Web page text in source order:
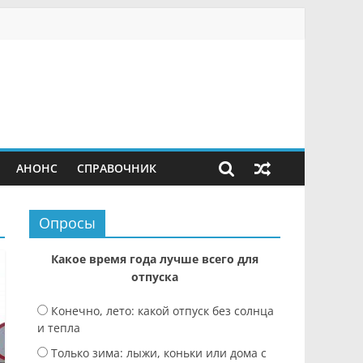
АНОНС СПРАВОЧНИК
Опросы
Какое время года лучше всего для
отпуска
Конечно, лето: какой отпуск без солнца
и тепла
Только зима: лыжи, коньки или дома с